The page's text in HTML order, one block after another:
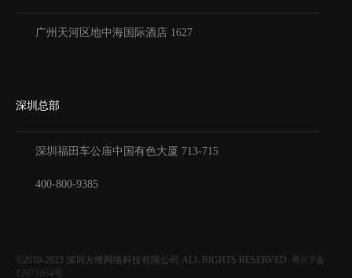
广州天河区地中海国际酒店 1627
深圳总部
深圳福田车公庙中国有色大厦 713-715
400-800-9385
©2010-2023 深圳方维网络科技有限公司 ALL RIGHTS RESERVED. 粤ICP备
12071064号